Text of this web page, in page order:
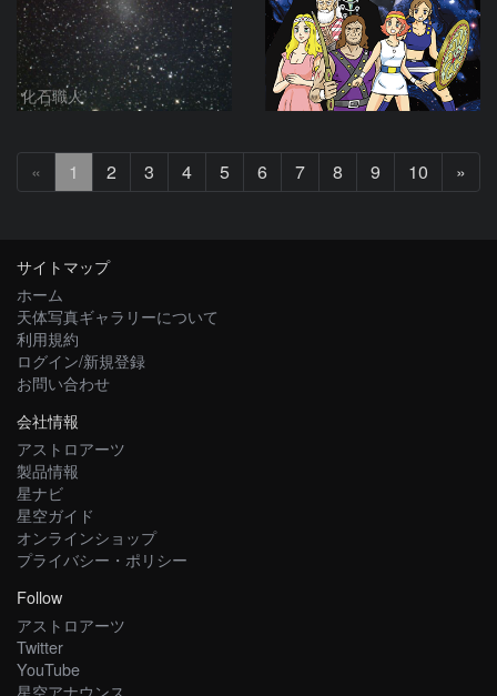
化石職人
« 1 2 3 4 5 6 7 8 9 10 »
へ
サイトマップ
ホーム
天体写真ギャラリーについて
利用規約
ログイン/新規登録
お問い合わせ
会社情報
アストロアーツ
製品情報
星ナビ
星空ガイド
オンラインショップ
プライバシー・ポリシー
Follow
アストロアーツ
Twitter
YouTube
星空アナウンス